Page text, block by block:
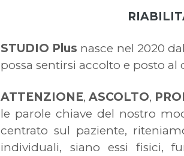
STUDIO Plus nasce nel 2020
possa sentirsi accolto e posto
ATTENZIONE,ASCOLTO,
le parole chiave del nostro
centrato sul paziente,
individuali, siano essi fisici,